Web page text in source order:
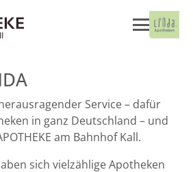
Service – dafür
in ganz Deutschland – und
am Bahnhof Kall.
sich vielzählige Apotheken